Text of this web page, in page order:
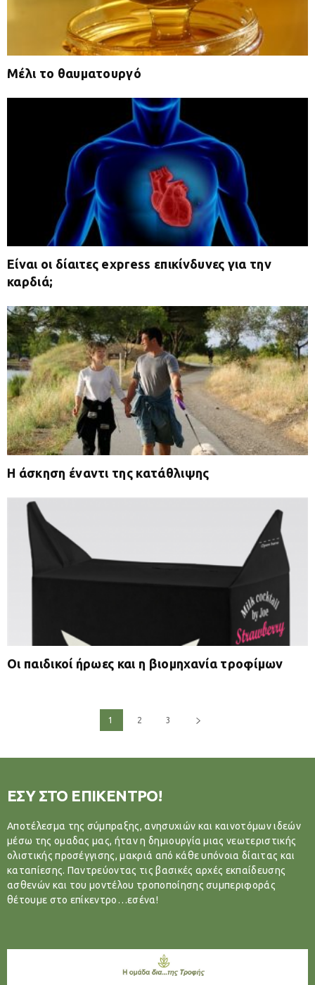
Μέλι το θαυματουργό
Είναι οι δίαιτες express επικίνδυνες για την
καρδιά;
Η άσκηση έναντι της κατάθλιψης
Οι παιδικοί ήρωες και η βιομηχανία τροφίμων
1 2 3
ΕΣΥ ΣΤΟ ΕΠΙΚΕΝΤΡΟ!
Αποτέλεσμα της σύμπραξης, ανησυχιών και καινοτόμων ιδεών
μέσω της ομαδας μας, ήταν η δημιουργία μιας νεωτεριστικής
ολιστικής προσέγγισης, μακριά από κάθε υπόνοια δίαιτας και
καταπίεσης. Παντρεύοντας τις βασικές αρχές εκπαίδευσης
ασθενών και του μοντέλου τροποποίησης συμπεριφοράς
θέτουμε στο επίκεντρο…εσένα!